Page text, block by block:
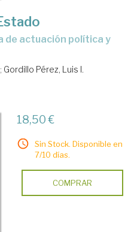
; Gordillo Pérez, Luis I.
18,50 €
Sin Stock. Disponible en
7/10 días.
COMPRAR